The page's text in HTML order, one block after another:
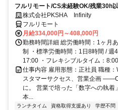
フルリモート/CS未経験OK/残業30h
株式会社PKSHA Infinity
フルリモート
月給334,000円～408,000円
勤務時間詳細 総労働時間：1ヶ月
制 ・標準労働時間：1日8時間 / 週
17:00 ・フレキシブルタイム：8:00
仕事内容 雇用形態：正社員 職種
スタマーサクセス、営業企画
に。 営業で培った「数字への執
本...
ランチタイム 資格取得支援あり 学歴不問